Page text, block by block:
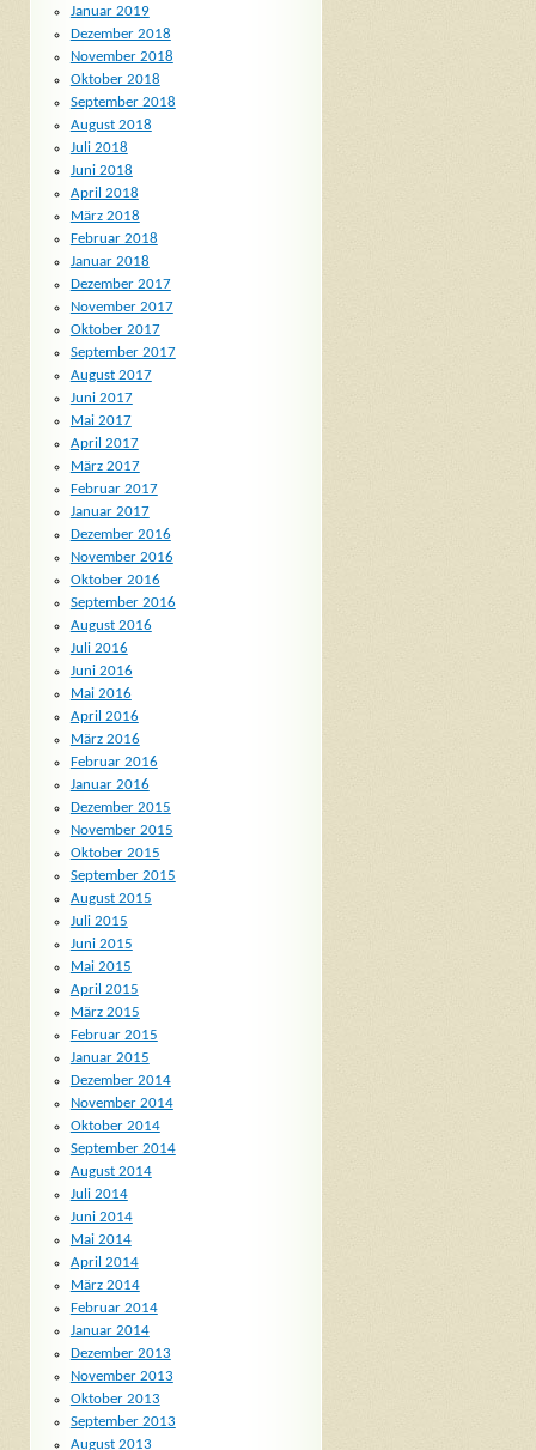
Januar 2019
Dezember 2018
November 2018
Oktober 2018
September 2018
August 2018
Juli 2018
Juni 2018
April 2018
März 2018
Februar 2018
Januar 2018
Dezember 2017
November 2017
Oktober 2017
September 2017
August 2017
Juni 2017
Mai 2017
April 2017
März 2017
Februar 2017
Januar 2017
Dezember 2016
November 2016
Oktober 2016
September 2016
August 2016
Juli 2016
Juni 2016
Mai 2016
April 2016
März 2016
Februar 2016
Januar 2016
Dezember 2015
November 2015
Oktober 2015
September 2015
August 2015
Juli 2015
Juni 2015
Mai 2015
April 2015
März 2015
Februar 2015
Januar 2015
Dezember 2014
November 2014
Oktober 2014
September 2014
August 2014
Juli 2014
Juni 2014
Mai 2014
April 2014
März 2014
Februar 2014
Januar 2014
Dezember 2013
November 2013
Oktober 2013
September 2013
August 2013